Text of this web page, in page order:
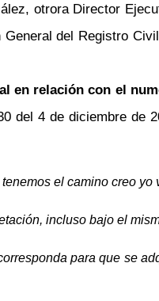
otrora Director
del Registro
en relación con el
del 4 de diciembre de
el camino creo yo
incluso bajo el
para que se